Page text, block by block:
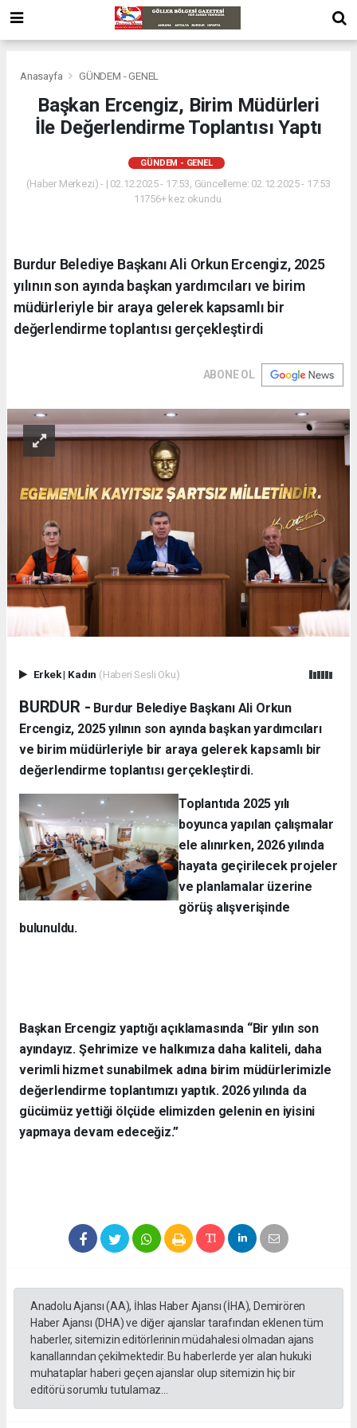
Anasayfa GÜNDEM - GENEL
Başkan Ercengiz, Birim Müdürleri
İle Değerlendirme Toplantısı Yaptı
GÜNDEM - GENEL
(Haber Merkezi) - | 02.12.2025 - 17:53, Güncelleme: 02.12.2025 - 17:53
11756+ kez okundu.
Burdur Belediye Başkanı Ali Orkun Ercengiz, 2025
yılının son ayında başkan yardımcıları ve birim
müdürleriyle bir araya gelerek kapsamlı bir
değerlendirme toplantısı gerçekleştirdi
ABONE OL
Erkek| Kadın (Haberi Sesli Oku)
BURDUR - Burdur Belediye Başkanı Ali Orkun
Ercengiz, 2025 yılının son ayında başkan yardımcıları
ve birim müdürleriyle bir araya gelerek kapsamlı bir
değerlendirme toplantısı gerçekleştirdi.
Toplantıda 2025 yılı
boyunca yapılan çalışmalar
ele alınırken, 2026 yılında
hayata geçirilecek projeler
ve planlamalar üzerine
görüş alışverişinde
bulunuldu.
Başkan Ercengiz yaptığı açıklamasında “Bir yılın son
ayındayız. Şehrimize ve halkımıza daha kaliteli, daha
verimli hizmet sunabilmek adına birim müdürlerimizle
değerlendirme toplantımızı yaptık. 2026 yılında da
gücümüz yettiği ölçüde elimizden gelenin en iyisini
yapmaya devam edeceğiz.”
Anadolu Ajansı (AA), İhlas Haber Ajansı (İHA), Demirören
Haber Ajansı (DHA) ve diğer ajanslar tarafından eklenen tüm
haberler, sitemizin editörlerinin müdahalesi olmadan ajans
kanallarından çekilmektedir. Bu haberlerde yer alan hukuki
muhataplar haberi geçen ajanslar olup sitemizin hiç bir
editörü sorumlu tutulamaz...